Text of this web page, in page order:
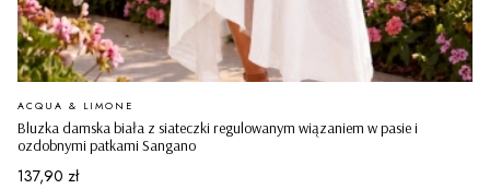
Bluzka damska biała z siateczki regulowanym wiązaniem w pasie i
ozdobnymi patkami Sangano
PRODUCENT
ACQUA & LIMONE
Cena
137,90 zł